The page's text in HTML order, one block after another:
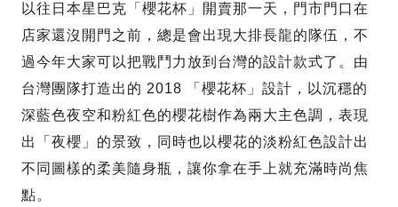
以往日本星巴克「櫻花杯」開賣那一天，門市門口在
店家還沒開門之前，總是會出現大排長龍的隊伍，不
過今年大家可以把戰鬥力放到台灣的設計款式了。由
台灣團隊打造出的 2018 「櫻花杯」設計，以沉穩的
深藍色夜空和粉紅色的櫻花樹作為兩大主色調，表現
出「夜櫻」的景致，同時也以櫻花的淡粉紅色設計出
不同圖樣的柔美隨身瓶，讓你拿在手上就充滿時尚焦
點。